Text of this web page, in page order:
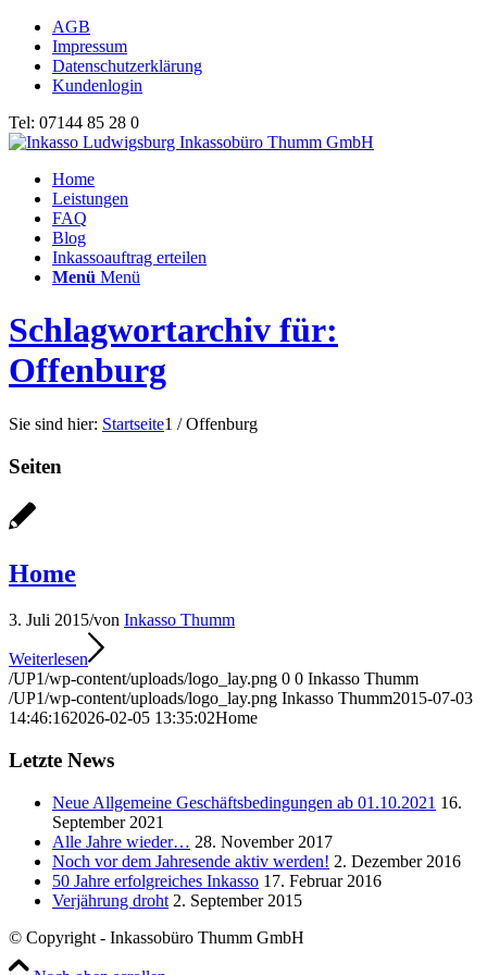
AGB
Impressum
Datenschutzerklärung
Kundenlogin
Tel: 07144 85 28 0
Home
Leistungen
FAQ
Blog
Inkassoauftrag erteilen
Menü Menü
Schlagwortarchiv für:
Offenburg
Sie sind hier: Startseite1 / Offenburg
Seiten
Home
3. Juli 2015/von Inkasso Thumm
Weiterlesen
/UP1/wp-content/uploads/logo_lay.png 0 0 Inkasso Thumm
/UP1/wp-content/uploads/logo_lay.png Inkasso Thumm2015-07-03
14:46:162026-02-05 13:35:02Home
Letzte News
Neue Allgemeine Geschäftsbedingungen ab 01.10.2021 16.
September 2021
Alle Jahre wieder… 28. November 2017
Noch vor dem Jahresende aktiv werden! 2. Dezember 2016
50 Jahre erfolgreiches Inkasso 17. Februar 2016
Verjährung droht 2. September 2015
© Copyright - Inkassobüro Thumm GmbH